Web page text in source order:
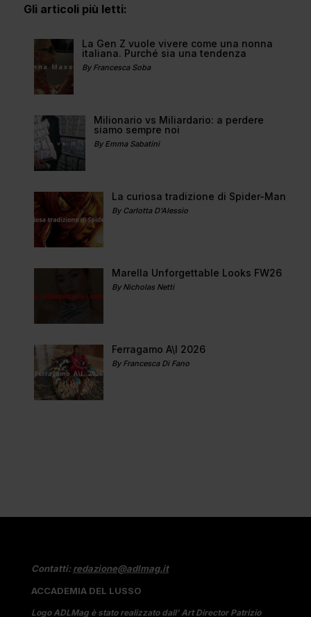
Gli articoli più letti:
La Gen Z vuole vivere come una nonna
italiana. Purché sia una tendenza
By Francesca Soba
Milionario vs Miliardario: a perdere
siamo sempre noi
By Emma Sabatini
La curiosa tradizione di Spider-Man
By Carlotta D'Alessio
Marella Unforgettable Looks FW26
By Nicholas Netti
Ferragamo A\I 2026
By Francesca Di Fano
Contatti:redazione@adlmag.it
ACCADEMIA DEL LUSSO
Logo ADLMag è stato realizzato dall’ Art Director Patrizio